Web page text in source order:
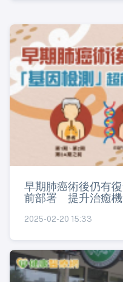
早期肺癌術後仍有
前部署 提升治癒
2025-02-20 15:33